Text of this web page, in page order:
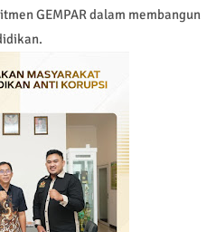
GEMPAR dalam membangun